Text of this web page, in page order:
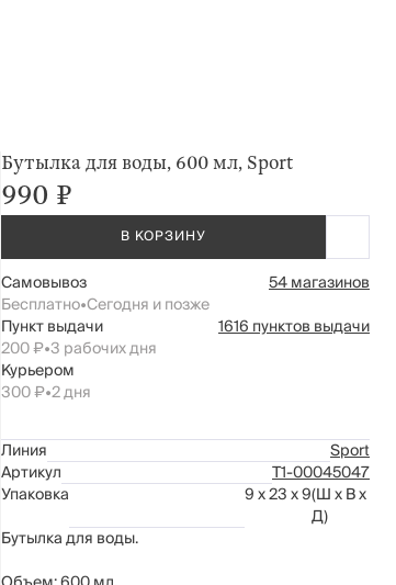
Бутылка для воды, 600 мл, Sport
990 ₽
В КОРЗИНУ
Самовывоз
54 магазинов
Бесплатно•Сегодня и позже
Пункт выдачи
1616 пунктов выдачи
200 ₽•3 рабочих дня
Курьером
300 ₽•2 дня
Линия
Sport
Артикул
Т1-00045047
Упаковка
9 x 23 x 9(Ш x В x
Д)
Бутылка для воды.